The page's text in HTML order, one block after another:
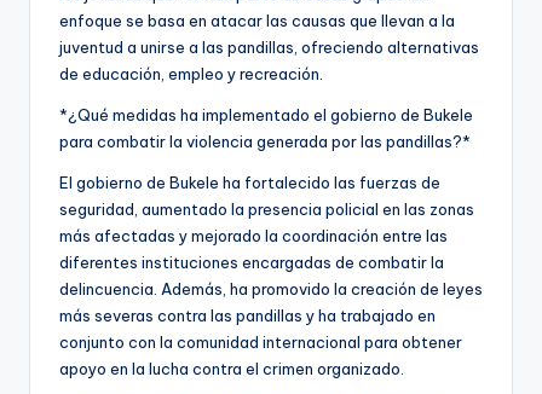
enfoque se basa en atacar las causas que llevan a la
juventud a unirse a las pandillas, ofreciendo alternativas
de educación, empleo y recreación.
*¿Qué medidas ha implementado el gobierno de Bukele
para combatir la violencia generada por las pandillas?*
El gobierno de Bukele ha fortalecido las fuerzas de
seguridad, aumentado la presencia policial en las zonas
más afectadas y mejorado la coordinación entre las
diferentes instituciones encargadas de combatir la
delincuencia. Además, ha promovido la creación de leyes
más severas contra las pandillas y ha trabajado en
conjunto con la comunidad internacional para obtener
apoyo en la lucha contra el crimen organizado.